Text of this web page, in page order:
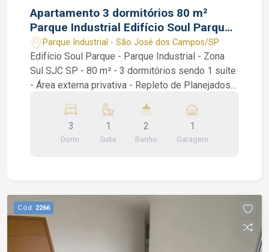
Apartamento 3 dormitórios 80 m²
Parque Industrial Edifício Soul Parque
SJC SP vaga coberta
Parque Industrial - São José dos Campos/SP
Edifício Soul Parque - Parque Industrial - Zona
Sul SJC SP - 80 m² - 3 dormitórios sendo 1 suíte
- Área externa privativa - Repleto de Planejados -
apartamento no Edifício Soul Parque (Parque
Industrial), com armários/planejados em todos
os cômodos, com 3 dormitórios sendo 1 suíte,
quadra esportiva, salão de jogos, espaço
gourmet com churrasqueira, piscina adulto e
infantil, playground, salão de jogos, espaço
fitness / academia, espaço pet, bicicletário.
3
Dorm.
1
Suite
2
Banho
1
Garagem
Cód. 2266